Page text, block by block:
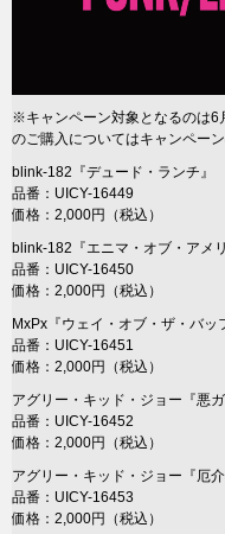
※キャンペーン対象となるのは6
のご購入についてはキャンペー
blink-182『デュード・ランチ』
品番：UICY-16449
価格：2,000円（税込）
blink-182『エニマ・オブ・アメリ
品番：UICY-16450
価格：2,000円（税込）
MxPx『ウェイ・オブ・ザ・バッ
品番：UICY-16451
価格：2,000円（税込）
アグリー・キッド・ジョー『悪
品番：UICY-16452
価格：2,000円（税込）
アグリー・キッド・ジョー『厄介
品番：UICY-16453
価格：2,000円（税込）